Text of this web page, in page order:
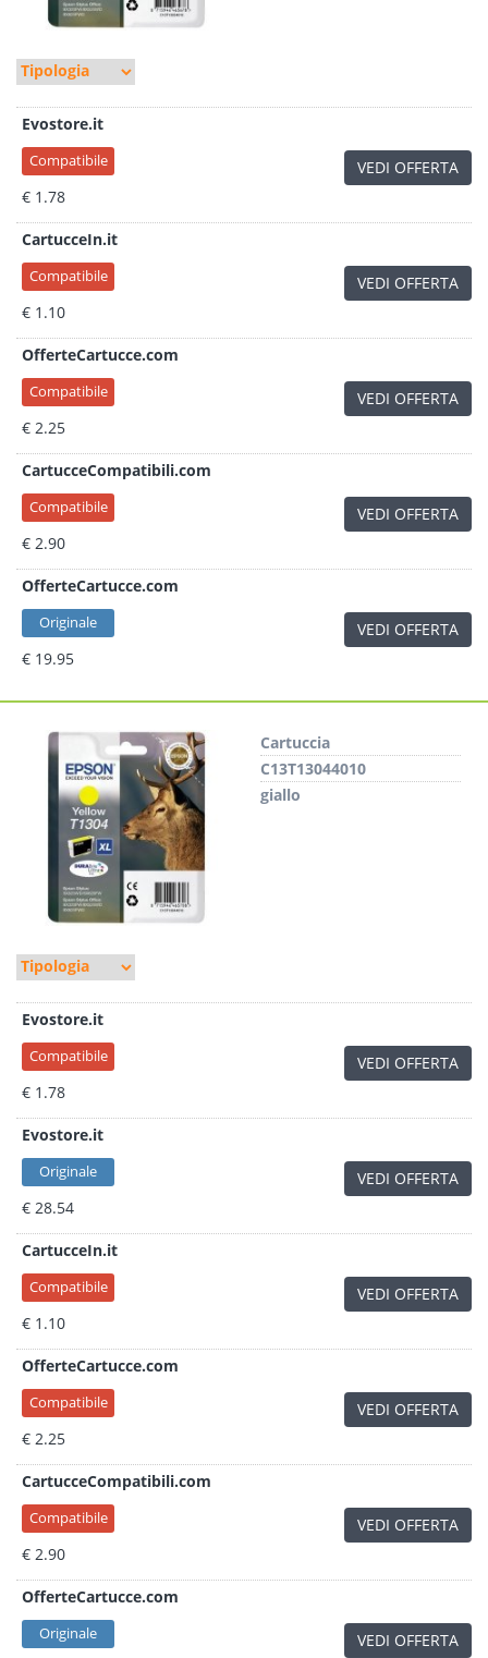
Evostore.it
Compatibile
€ 1.78
VEDI OFFERTA
CartucceIn.it
Compatibile
€ 1.10
VEDI OFFERTA
OfferteCartucce.com
Compatibile
€ 2.25
VEDI OFFERTA
CartucceCompatibili.com
Compatibile
€ 2.90
VEDI OFFERTA
OfferteCartucce.com
Originale
€ 19.95
VEDI OFFERTA
Cartuccia
C13T13044010
giallo
Evostore.it
Compatibile
€ 1.78
VEDI OFFERTA
Evostore.it
Originale
€ 28.54
VEDI OFFERTA
CartucceIn.it
Compatibile
€ 1.10
VEDI OFFERTA
OfferteCartucce.com
Compatibile
€ 2.25
VEDI OFFERTA
CartucceCompatibili.com
Compatibile
€ 2.90
VEDI OFFERTA
OfferteCartucce.com
Originale VEDI OFFERTA